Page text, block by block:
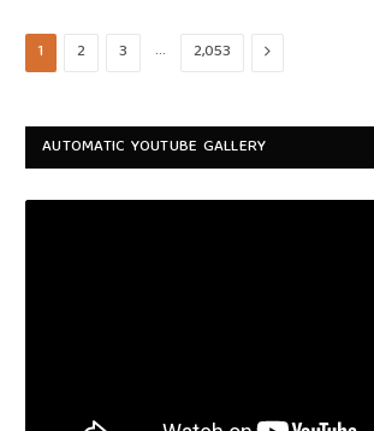
1 2 3 … 2,053 Next
AUTOMATIC YOUTUBE GALLERY